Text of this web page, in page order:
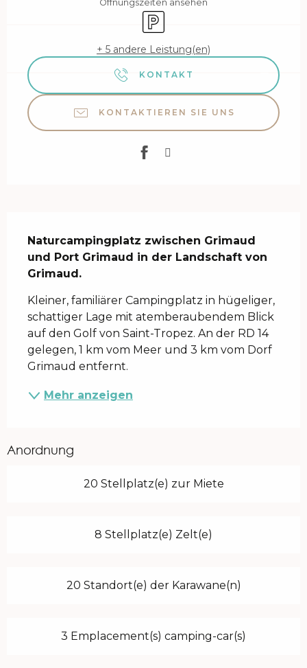
Öffnungszeiten ansehen
Parkplatz
+ 5 andere Leistung(en)
KONTAKT
KONTAKTIEREN SIE UNS
Naturcampingplatz zwischen Grimaud
und Port Grimaud in der Landschaft von
Grimaud.
Kleiner, familiärer Campingplatz in hügeliger,
schattiger Lage mit atemberaubendem Blick
auf den Golf von Saint-Tropez. An der RD 14
gelegen, 1 km vom Meer und 3 km vom Dorf
Grimaud entfernt.
Mehr anzeigen
Anordnung
20 Stellplatz(e) zur Miete
8 Stellplatz(e) Zelt(e)
20 Standort(e) der Karawane(n)
3 Emplacement(s) camping-car(s)